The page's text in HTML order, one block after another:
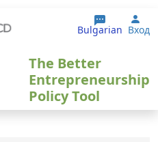
Bulgarian Вход
The Better
Entrepreneurship
Policy Tool